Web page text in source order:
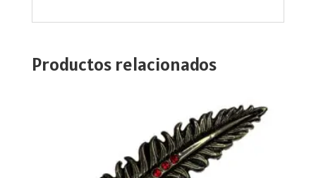
Productos relacionados